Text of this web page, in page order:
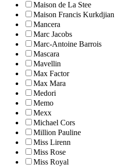
Maison de La Stee
Maison Francis Kurkdjian
Mancera
Marc Jacobs
Marc-Antoine Barrois
Mascara
Mavellin
Max Factor
Max Mara
Medori
Memo
Mexx
Michael Cors
Million Pauline
Miss Lirenn
Miss Rose
Miss Royal